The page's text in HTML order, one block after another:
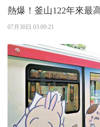
熱爆！釜山122年來最
07月30日 03:09:21